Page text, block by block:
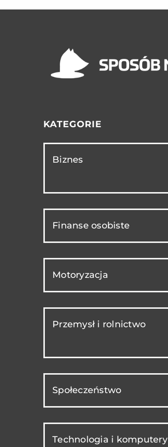
KATEGORIE
Biznes
Finanse osobiste
Motoryzacja
Przemysł i rolnictwo
Społeczeństwo
Technologia i komputery